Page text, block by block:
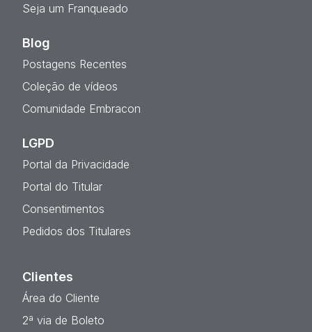
Seja um Franqueado
Blog
Postagens Recentes
Coleção de vídeos
Comunidade Embracon
LGPD
Portal da Privacidade
Portal do Titular
Consentimentos
Pedidos dos Titulares
Clientes
Área do Cliente
2ª via de Boleto